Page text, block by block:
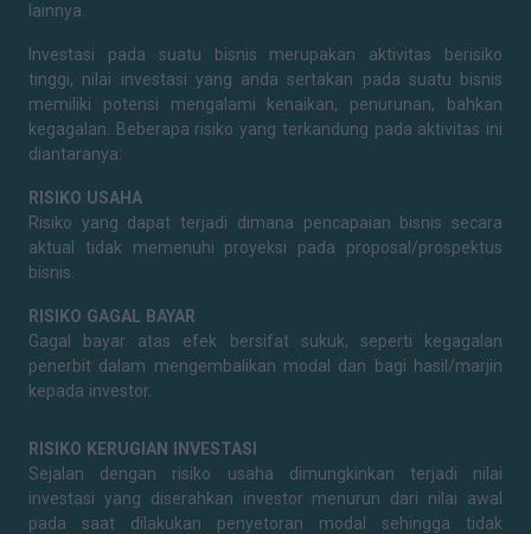
lainnya.
Investasi pada suatu bisnis merupakan aktivitas berisiko
tinggi, nilai investasi yang anda sertakan pada suatu bisnis
memiliki potensi mengalami kenaikan, penurunan, bahkan
kegagalan. Beberapa risiko yang terkandung pada aktivitas ini
diantaranya:
RISIKO USAHA
Risiko yang dapat terjadi dimana pencapaian bisnis secara
aktual tidak memenuhi proyeksi pada proposal/prospektus
bisnis.
RISIKO GAGAL BAYAR
Gagal bayar atas efek bersifat sukuk, seperti kegagalan
penerbit dalam mengembalikan modal dan bagi hasil/marjin
kepada investor.
RISIKO KERUGIAN INVESTASI
Sejalan dengan risiko usaha dimungkinkan terjadi nilai
investasi yang diserahkan investor menurun dari nilai awal
pada saat dilakukan penyetoran modal sehingga tidak